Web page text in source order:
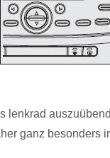
lenkrad
ganz besonders